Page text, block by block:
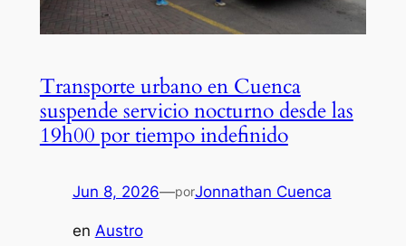
Transporte urbano en Cuenca
suspende servicio nocturno desde las
19h00 por tiempo indefinido
Jun 8, 2026—porJonnathan Cuenca
en Austro